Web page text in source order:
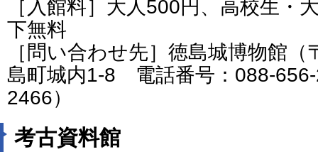
［入館料］大人500円、高校生・
下無料
［問い合わせ先］徳島城博物館
島町城内1-8 電話番号：088-
2466）
考古資料館